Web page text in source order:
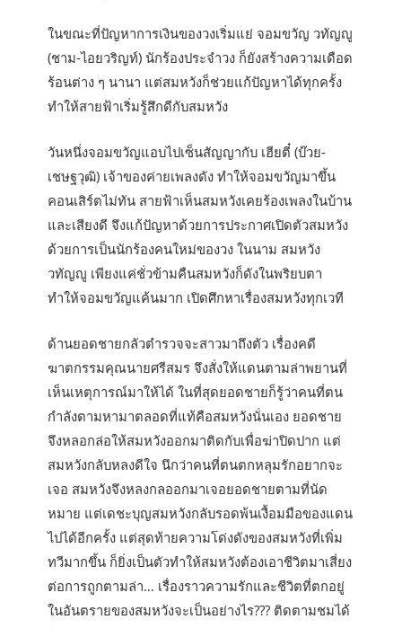
ในขณะที่ปัญหาการเงินของวงเริ่มแย่ จอมขวัญ วทัญญู
(ชาม-ไอยวริญท์) นักร้องประจำวง ก็ยังสร้างความเดือด
ร้อนต่าง ๆ นานา แต่สมหวังก็ช่วยแก้ปัญหาได้ทุกครั้ง
ทำให้สายฟ้าเริ่มรู้สึกดีกับสมหวัง
วันหนึ่งจอมขวัญแอบไปเซ็นสัญญากับ เฮียตี๋ (บ๊วย-
เชษฐวุฒิ) เจ้าของค่ายเพลงดัง ทำให้จอมขวัญมาขึ้น
คอนเสิร์ตไม่ทัน สายฟ้าเห็นสมหวังเคยร้องเพลงในบ้าน
และเสียงดี จึงแก้ปัญหาด้วยการประกาศเปิดตัวสมหวัง
ด้วยการเป็นนักร้องคนใหม่ของวง ในนาม สมหวัง
วทัญญู เพียงแค่ชั่วข้ามคืนสมหวังก็ดังในพริยบตา
ทำให้จอมขวัญแค้นมาก เปิดศึกหาเรื่องสมหวังทุกเวที
ด้านยอดชายกลัวตำรวจจะสาวมาถึงตัว เรื่องคดี
ฆาตกรรมคุณนายศรีสมร จึงสั่งให้แดนตามล่าพยานที่
เห็นเหตุการณ์มาให้ได้ ในที่สุดยอดชายก็รู้ว่าคนที่ตน
กำลังตามหามาตลอดที่แท้คือสมหวังนั่นเอง ยอดชาย
จึงหลอกล่อให้สมหวังออกมาติดกับเพื่อฆ่าปิดปาก แต่
สมหวังกลับหลงดีใจ นึกว่าคนที่ตนตกหลุมรักอยากจะ
เจอ สมหวังจึงหลงกลออกมาเจอยอดชายตามที่นัด
หมาย แต่เดชะบุญสมหวังกลับรอดพ้นเงื้อมมือของแดน
ไปได้อีกครั้ง แต่สุดท้ายความโด่งดังของสมหวังที่เพิ่ม
ทวีมากขึ้น ก็ยิ่งเป็นตัวทำให้สมหวังต้องเอาชีวิตมาเสี่ยง
ต่อการถูกตามล่า… เรื่องราวความรักและชีวิตที่ตกอยู่
ในอันตรายของสมหวังจะเป็นอย่างไร??? ติดตามชมได้